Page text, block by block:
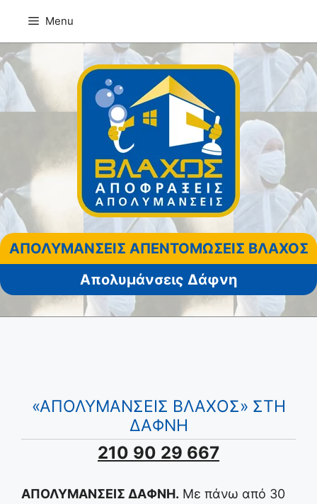
περιεχόμενο
Menu
ΑΠΟΛΥΜΑΝΣΕΙΣ ΑΠΕΝΤΟΜΩΣΕΙΣ ΒΛΑΧΟΣ
Απολυμάνσεις Δάφνη
«ΑΠΟΛΥΜΑΝΣΕΙΣ ΒΛΑΧΟΣ» ΣΤΗ
ΔΑΦΝΗ
210 90 29 667
ΑΠΟΛΥΜΑΝΣΕΙΣ ΔΑΦΝΗ. Με πάνω από 30